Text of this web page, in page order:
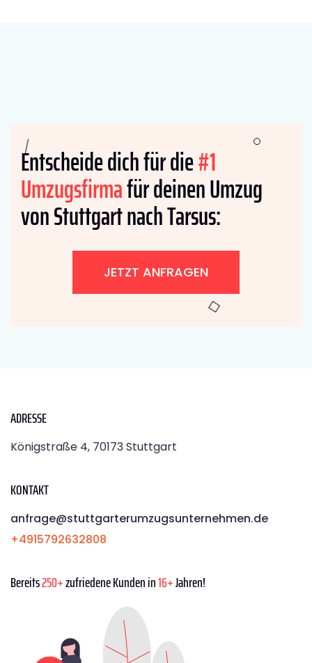
Entscheide dich für die#1
Umzugsfirmafür deinen Umzug
von Stuttgart nach Tarsus:
JETZT ANFRAGEN
ADRESSE
Königstraße 4, 70173 Stuttgart
KONTAKT
anfrage@stuttgarterumzugsunternehmen.de
+4915792632808
Bereits250+zufriedene Kunden in16+Jahren!